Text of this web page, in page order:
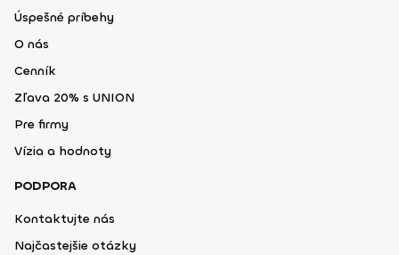
Úspešné príbehy
O nás
Cenník
Zľava 20% s UNION
Pre firmy
Vízia a hodnoty
PODPORA
Kontaktujte nás
Najčastejšie otázky